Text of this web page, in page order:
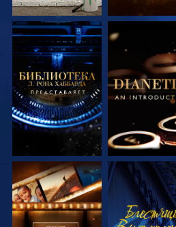
СМОТРЕТЬ
ПЕРЕДАЧИ
СМОТРЕТЬ
ПЕРЕДАЧИ
СМОТРЕТЬ
ПЕРЕДАЧИ
СМОТРЕТЬ